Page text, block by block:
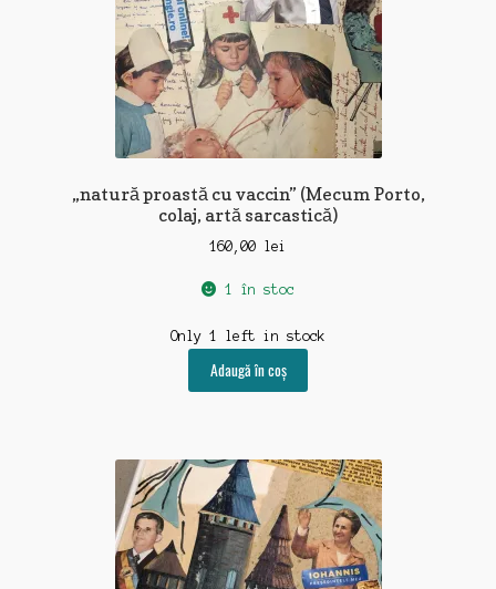
„natură proastă cu vaccin” (Mecum Porto,
colaj, artă sarcastică)
160,00 lei
1 în stoc
Only 1 left in stock
Adaugă în coș